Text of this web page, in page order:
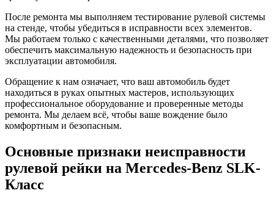
После ремонта мы выполняем тестирование рулевой системы
на стенде, чтобы убедиться в исправности всех элементов.
Мы работаем только с качественными деталями, что позволяет
обеспечить максимальную надежность и безопасность при
эксплуатации автомобиля.
Обращение к нам означает, что ваш автомобиль будет
находиться в руках опытных мастеров, использующих
профессиональное оборудование и проверенные методы
ремонта. Мы делаем всё, чтобы ваше вождение было
комфортным и безопасным.
Основные признаки неисправности
рулевой рейки на Mercedes-Benz SLK-
Класс